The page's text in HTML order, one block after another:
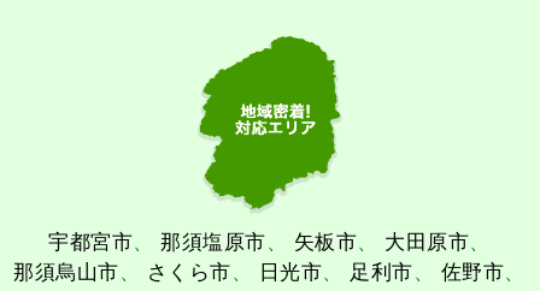
宇都宮市 那須塩原市 矢板市
大田原市
那須烏山市
さくら市 日光市 足利市
佐野市